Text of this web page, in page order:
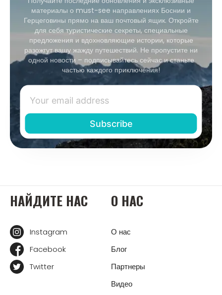
материалы о must-see направлениях Боснии и
Герцеговины прямо на ваш почтовый ящик. Откройте
для себя туристические секреты, специальные
предложения и вдохновляющие истории, которые
разожгут вашу жажду путешествий. Не пропустите ни
одной новости – подписывайтесь сейчас и станьте
частью каждого приключения!
НАЙДИТЕ НАС
Instagram
Facebook
Twitter
О НАС
О нас
Блог
Партнеры
Видео